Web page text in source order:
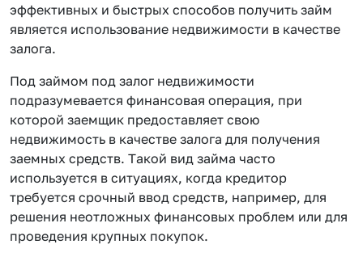
эффективных и быстрых способов получить займ
является использование недвижимости в качестве
залога.
Под займом под залог недвижимости
подразумевается финансовая операция, при
которой заемщик предоставляет свою
недвижимость в качестве залога для получения
заемных средств. Такой вид займа часто
используется в ситуациях, когда кредитор
требуется срочный ввод средств, например, для
решения неотложных финансовых проблем или для
проведения крупных покупок.